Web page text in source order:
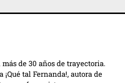
de 30 años de trayectoria.
tal Fernanda!, autora de